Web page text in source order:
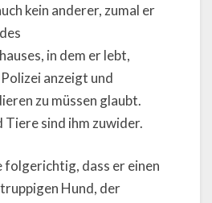
kein anderer, zumal er
in dem er lebt,
anzeigt und
zu müssen glaubt.
Tiere sind ihm zuwider.
folgerichtig, dass er einen
Hund, der